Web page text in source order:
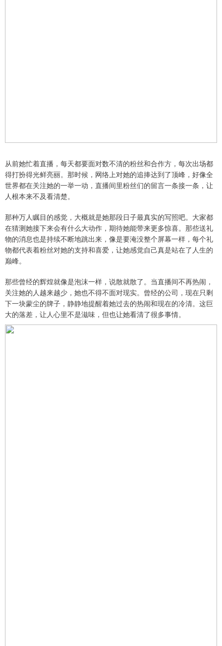
从前她忙着直播，每天都要面对数不清的粉丝和合作方，每次出场都
得打扮得光鲜亮丽。那时候，网络上对她的追捧达到了顶峰，好像全
世界都在关注她的一举一动，直播间里粉丝们的留言一条接一条，让
人根本来不及看清楚。
那种万人瞩目的感觉，大概就是她那段日子最真实的写照吧。大家都
在猜测她接下来会有什么大动作，期待她能带来更多惊喜。那些送礼
物的消息也是持续不断地跳出来，像是要淹没整个屏幕一样，每个礼
物都代表着粉丝对她的支持和喜爱，让她感觉自己真是站在了人生的
巅峰。
那些曾经的辉煌就像是泡沫一样，说散就散了。当直播间不再热闹，
关注她的人越来越少，她也不得不面对现实。曾经的公司，现在只剩
下一块蒙尘的牌子，静静地提醒着她过去的热闹和现在的冷清。这巨
大的落差，让人心里不是滋味，但也让她看清了很多事情。